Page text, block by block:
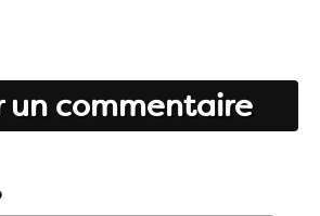
un commentaire